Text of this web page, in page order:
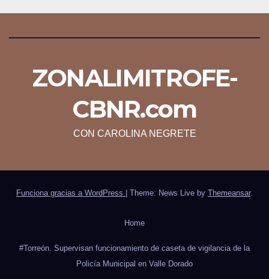
ZONALIMITROFE-
CBNR.com
CON CAROLINA NEGRETE
Funciona gracias a WordPress | Theme: News Live by Themeansar.
Home
#Torreón. Supervisan funcionamiento de caseta de vigilancia de la
Policía Municipal en Valle Dorado